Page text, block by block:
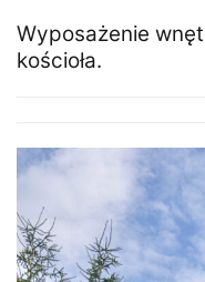
Wyposażenie
kościoła.